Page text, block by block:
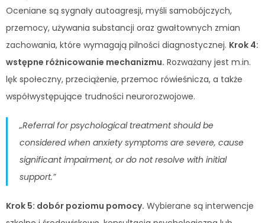
Oceniane są sygnały autoagresji, myśli samobójczych,
przemocy, używania substancji oraz gwałtownych zmian
zachowania, które wymagają pilności diagnostycznej. Krok 4:
wstępne różnicowanie mechanizmu. Rozważany jest m.in.
lęk społeczny, przeciążenie, przemoc rówieśnicza, a także
współwystępujące trudności neurorozwojowe.
„Referral for psychological treatment should be
considered when anxiety symptoms are severe, cause
significant impairment, or do not resolve with initial
support.”
Krok 5: dobór poziomu pomocy. Wybierane są interwencje